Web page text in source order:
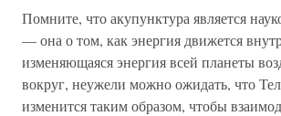
Помните, что акупунктура является
— она о том, как энергия движется
изменяющаяся энергия всей планеты
вокруг, неужели можно ожидать, что
изменится таким образом, чтобы